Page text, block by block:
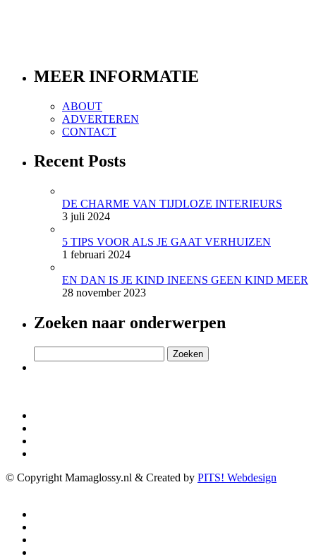
MEER INFORMATIE
ABOUT
ADVERTEREN
CONTACT
Recent Posts
DE CHARME VAN TIJDLOZE INTERIEURS
3 juli 2024
5 TIPS VOOR ALS JE GAAT VERHUIZEN
1 februari 2024
EN DAN IS JE KIND INEENS GEEN KIND MEER
28 november 2023
Zoeken naar onderwerpen
naar:
© Copyright Mamaglossy.nl & Created by PITS! Webdesign